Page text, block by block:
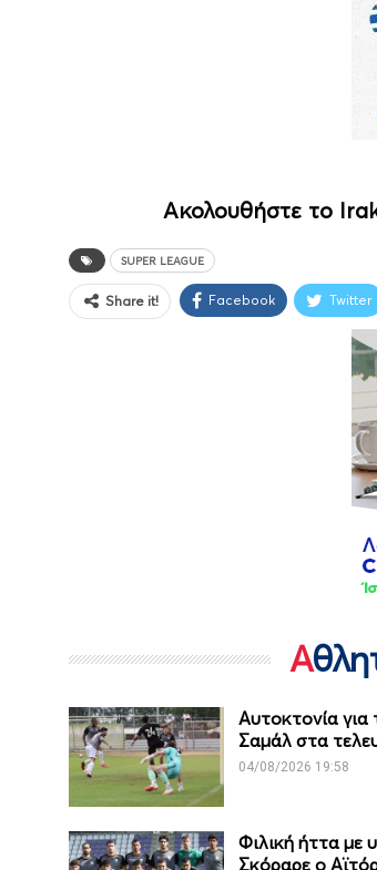
Ακολουθήστε το
SUPER LEAGUE
Share it! Facebook Twitter
Αυτοκτονία
Σαμάλ στα
04/08/2026 19:58
Φιλική ήττα με
Σκόραρε ο